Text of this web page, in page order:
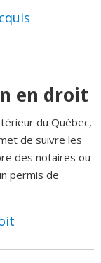
en droit
du Québec,
de suivre les
des notaires ou
permis de